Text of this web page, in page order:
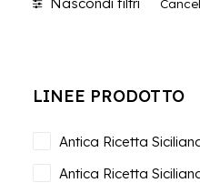
LINEE PRODOTTO
Antica Ricetta
Antica Ricetta